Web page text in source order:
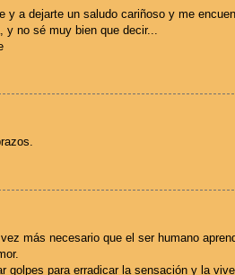
y a dejarte un saludo cariñoso y me
y no sé muy bien que decir...
más necesario que el ser humano
golpes para erradicar la sensación y la